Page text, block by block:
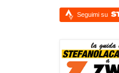
Seguimi su